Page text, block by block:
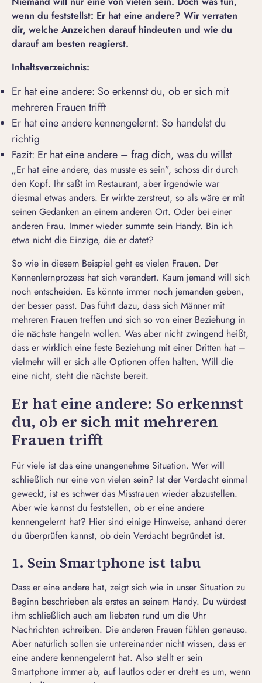
wenn du feststellst: Er hat eine andere? Wir verraten
dir, welche Anzeichen darauf hindeuten und wie du
darauf am besten reagierst.
Inhaltsverzeichnis:
Er hat eine andere: So erkennst du, ob er sich mit
mehreren Frauen trifft
Er hat eine andere kennengelernt: So handelst du
richtig
Fazit: Er hat eine andere – frag dich, was du willst
„Er hat eine andere, das musste es sein”, schoss dir durch
den Kopf. Ihr saßt im Restaurant, aber irgendwie war
diesmal etwas anders. Er wirkte zerstreut, so als wäre er mit
seinen Gedanken an einem anderen Ort. Oder bei einer
anderen Frau. Immer wieder summte sein Handy. Bin ich
etwa nicht die Einzige, die er datet?
So wie in diesem Beispiel geht es vielen Frauen. Der
Kennenlernprozess hat sich verändert. Kaum jemand will sich
noch entscheiden. Es könnte immer noch jemanden geben,
der besser passt. Das führt dazu, dass sich Männer mit
mehreren Frauen treffen und sich so von einer Beziehung in
die nächste hangeln wollen. Was aber nicht zwingend heißt,
dass er wirklich eine feste Beziehung mit einer Dritten hat –
vielmehr will er sich alle Optionen offen halten. Will die
eine nicht, steht die nächste bereit.
Er hat eine andere: So erkennst
du, ob er sich mit mehreren
Frauen trifft
Für viele ist das eine unangenehme Situation. Wer will
schließlich nur eine von vielen sein? Ist der Verdacht einmal
geweckt, ist es schwer das Misstrauen wieder abzustellen.
Aber wie kannst du feststellen, ob er eine andere
kennengelernt hat? Hier sind einige Hinweise, anhand derer
du überprüfen kannst, ob dein Verdacht begründet ist.
1. Sein Smartphone ist tabu
Dass er eine andere hat, zeigt sich wie in unser Situation zu
Beginn beschrieben als erstes an seinem Handy. Du würdest
ihm schließlich auch am liebsten rund um die Uhr
Nachrichten schreiben. Die anderen Frauen fühlen genauso.
Aber natürlich sollen sie untereinander nicht wissen, dass er
eine andere kennengelernt hat. Also stellt er sein
Smartphone immer ab, auf lautlos oder er dreht es um, wenn